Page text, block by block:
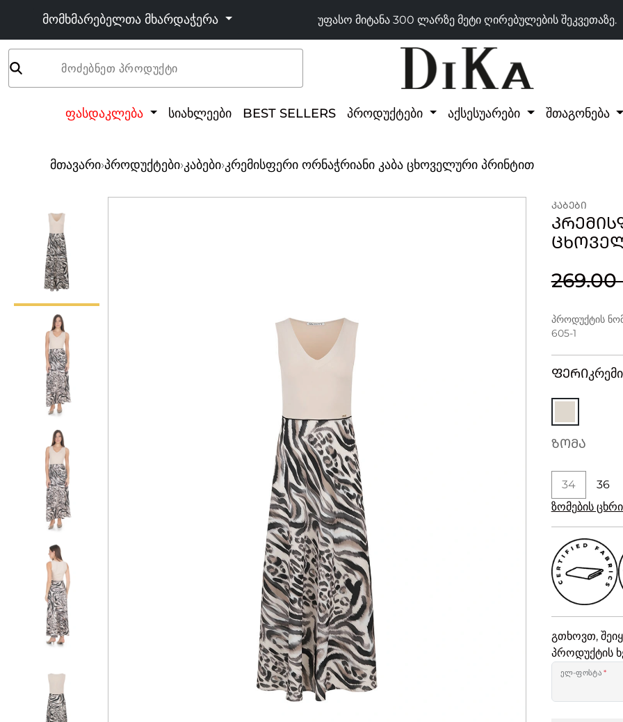
მომხმარებელთა მხარდაჭერა უფასო მიტანა 300 ლარზე მეტი ღირებულების შეკვეთაზე.
მოძებნეთ პროდუქტი
ფასდაკლება სიახლეები BEST SELLERS პროდუქტები აქსესუარები შთაგონება
მთავარი›პროდუქტები›კაბები›კრემისფერი ორნაჭრიანი კაბა ცხოველური პრინტით
ᲙᲐᲑᲔᲑᲘ
პროდუქტის
605-1
ᲤᲔᲠᲘ
ᲖᲝᲛᲐ
34
36
ზომების
გთხოვთ,
პროდუქტის
ელ-ფოსტა *